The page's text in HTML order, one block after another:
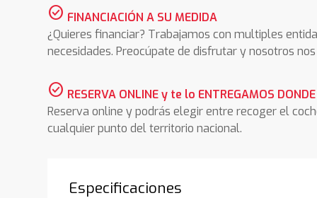
check_circle FINANCIACIÓN A SU MEDIDA
¿Quieres financiar? Trabajamos con multiples
necesidades. Preocúpate de disfrutar y nosotros
check_circle RESERVA ONLINE y te lo ENTREGAMOS
Reserva online y podrás elegir entre recoger el
cualquier punto del territorio nacional.
Especificaciones